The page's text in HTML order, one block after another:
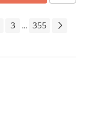
3 ... 355